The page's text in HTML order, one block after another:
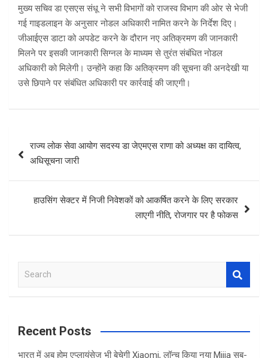
मुख्य सचिव डा एसएस संधू ने सभी विभागों को राजस्व विभाग की ओर से भेजी
गई गाइडलाइन के अनुसार नोडल अधिकारी नामित करने के निर्देश दिए।
जीआईएस डाटा को अपडेट करने के दौरान नए अतिक्रमण की जानकारी
मिलने पर इसकी जानकारी सिग्नल के माध्यम से तुरंत संबंधित नोडल
अधिकारी को मिलेगी। उन्होंने कहा कि अतिक्रमण की सूचना की अनदेखी या
उसे छिपाने पर संबंधित अधिकारी पर कार्रवाई की जाएगी।
navigation
राज्य लोक सेवा आयोग सदस्य डा जेएमएस राणा को अध्यक्ष का दायित्व,
अधिसूचना जारी
हाउसिंग सेक्टर में निजी निवेशकों को आकर्षित करने के लिए सरकार
लाएगी नीति, रोजगार पर है फोकस
a
c
Recent Posts
भारत में अब होम एप्लायंसेज भी बेचेगी Xiaomi, लॉन्च किया नया Mijia सब-